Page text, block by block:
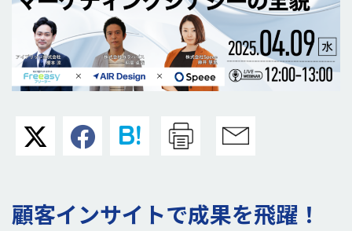
顧客インサイトで成果を飛躍！